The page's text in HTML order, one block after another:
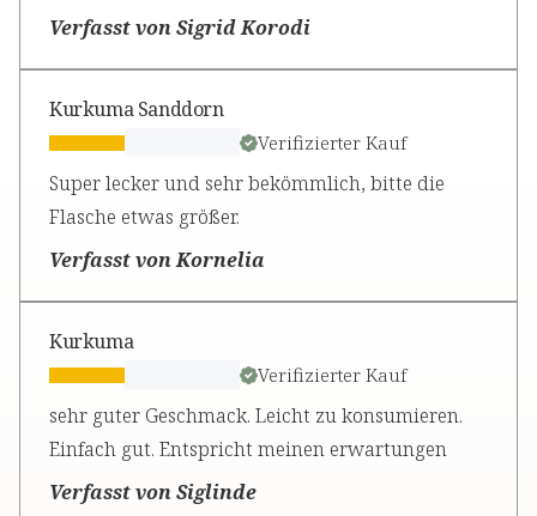
Verfasst von Sigrid Korodi
Kurkuma Sanddorn
Verifizierter Kauf
Super lecker und sehr bekömmlich, bitte die
Flasche etwas größer.
Verfasst von Kornelia
Kurkuma
Verifizierter Kauf
sehr guter Geschmack. Leicht zu konsumieren.
Einfach gut. Entspricht meinen erwartungen
Verfasst von Siglinde